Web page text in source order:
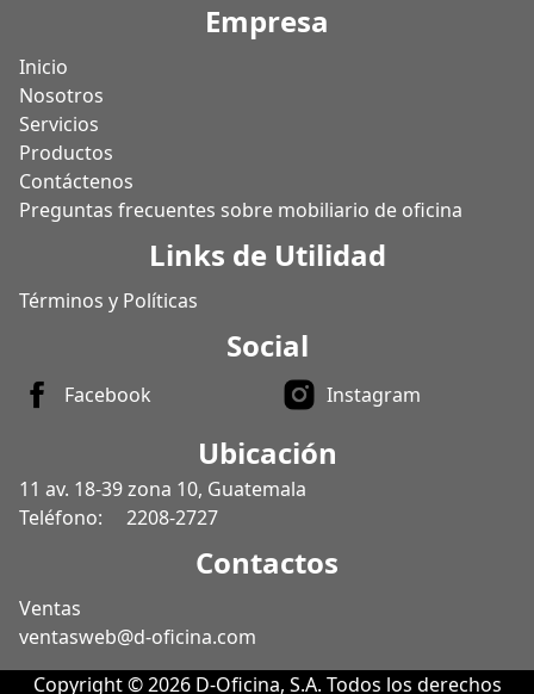
Empresa
Inicio
Nosotros
Servicios
Productos
Contáctenos
Preguntas frecuentes sobre mobiliario de oficina
Links de Utilidad
Términos y Políticas
Social
Facebook Instagram
Ubicación
11 av. 18-39 zona 10, Guatemala
Teléfono:
2208-2727
Contactos
Ventas
ventasweb@d-oficina.com
Copyright © 2026 D-Oficina, S.A. Todos los derechos